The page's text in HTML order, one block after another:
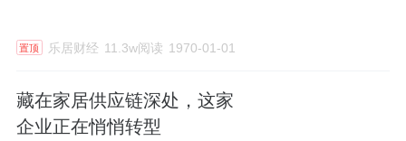
置顶 乐居财经 11.3w阅读 1970-01-01
藏在家居供应链深处，这家
企业正在悄悄转型